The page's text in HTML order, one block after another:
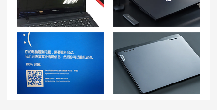
联想笔记本G50开机问题解决方案及开不了机电源灯不亮原因分析 联想拯救者Y9000K笔记本声音杂音如何处理？专家建议揭秘！